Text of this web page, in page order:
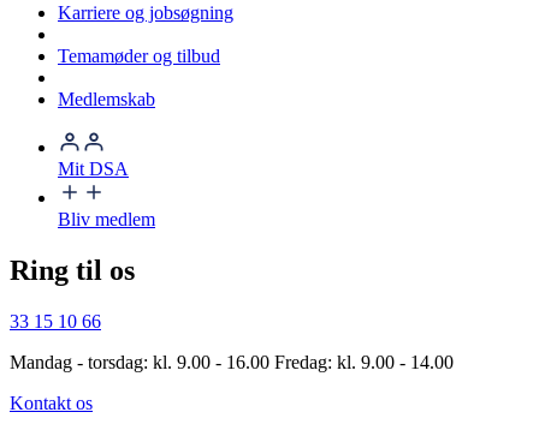
Karriere og jobsøgning
Temamøder og tilbud
Medlemskab
Mit DSA
Bliv medlem
Ring til os
33 15 10 66
Mandag - torsdag: kl. 9.00 - 16.00 Fredag: kl. 9.00 - 14.00
Kontakt os